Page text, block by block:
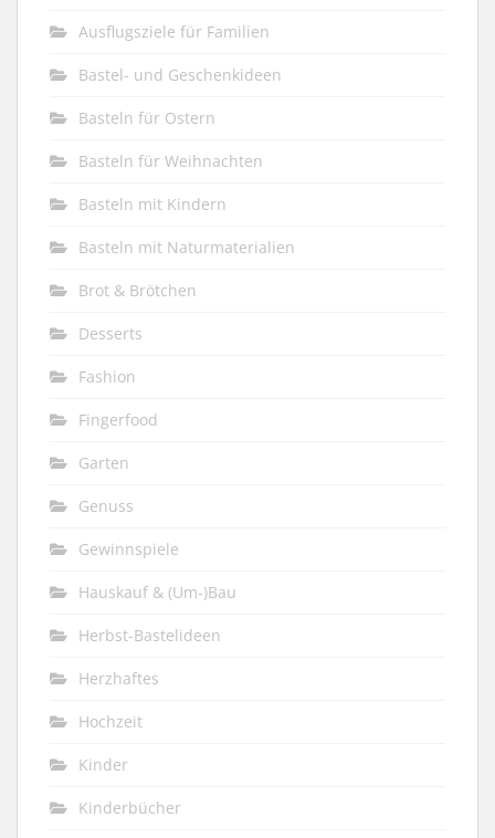
Ausflugsziele für Familien
Bastel- und Geschenkideen
Basteln für Ostern
Basteln für Weihnachten
Basteln mit Kindern
Basteln mit Naturmaterialien
Brot & Brötchen
Desserts
Fashion
Fingerfood
Garten
Genuss
Gewinnspiele
Hauskauf & (Um-)Bau
Herbst-Bastelideen
Herzhaftes
Hochzeit
Kinder
Kinderbücher